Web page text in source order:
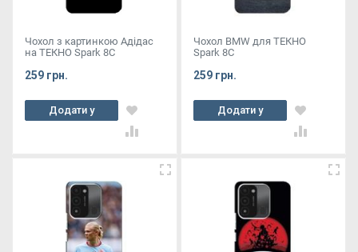
Чохол з картинкою Адідас
на ТЕКНО Spark 8C
259 грн.
Додати у
кошик
Чохол BMW для ТЕКНО
Spark 8C
259 грн.
Додати у
кошик